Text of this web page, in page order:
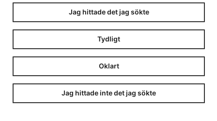
Jag hittade det jag sökte
Tydligt
Oklart
Jag hittade inte det jag sökte